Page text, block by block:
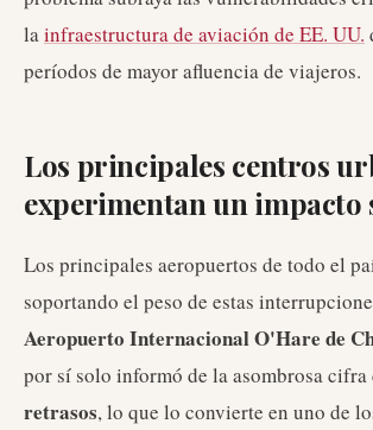
lainfraestructura de aviación de EE. UU.
períodos de mayor afluencia de viajeros.
Los principales centros
experimentan un impacto
Los principales aeropuertos de todo el
soportando el peso de estas
Aeropuerto Internacional O'Hare de
por sí solo informó de la asombrosa cifra
retrasos, lo que lo convierte en uno de